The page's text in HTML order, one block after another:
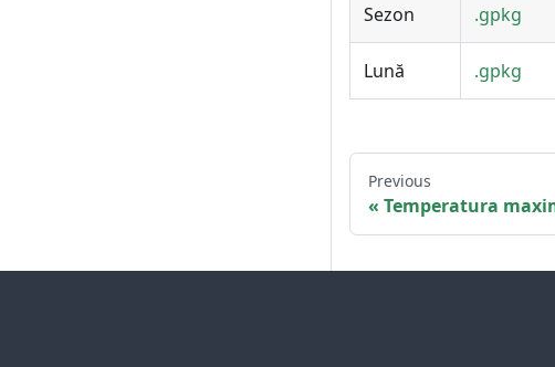
Sezon .gpkg
Lună .gpkg
Previous
Temperatura